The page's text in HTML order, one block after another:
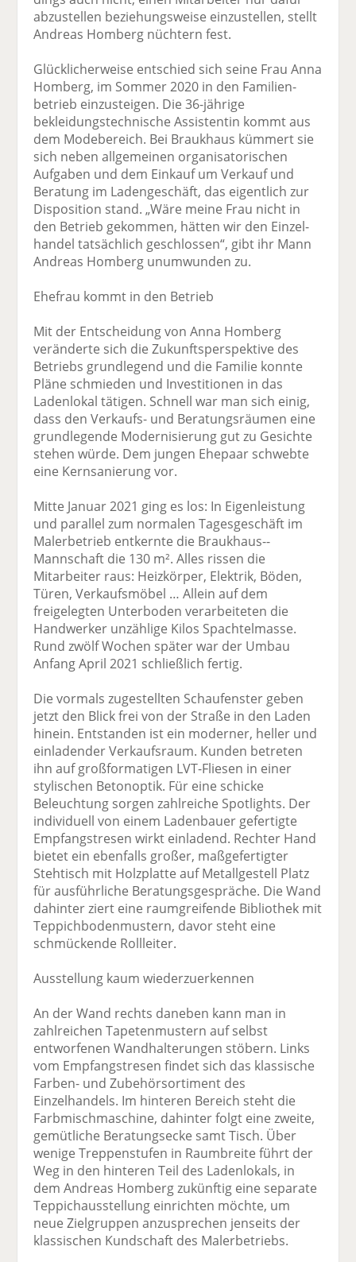
abzustellen beziehungsweise einzustellen, stellt
Andreas Homberg nüchtern fest.
Glücklicherweise entschied sich seine Frau Anna
Homberg, im Sommer 2020 in den Familien­
betrieb einzusteigen. Die 36-jährige
bekleidungstechnische Assistentin kommt aus
dem Modebereich. Bei Braukhaus kümmert sie
sich neben allgemeinen organisatorischen
Aufgaben und dem Einkauf um Verkauf und
Beratung im Ladengeschäft, das eigentlich zur
Disposition stand. „Wäre meine Frau nicht in
den Betrieb gekommen, hätten wir den Einzel­
handel tatsächlich geschlossen“, gibt ihr Mann
Andreas Homberg unumwunden zu.
Ehefrau kommt in den Betrieb
Mit der Entscheidung von Anna Homberg
veränderte sich die Zukunftsperspektive des
Betriebs grundlegend und die Familie konnte
Pläne schmieden und Investitionen in das
Ladenlokal tätigen. Schnell war man sich einig,
dass den Verkaufs- und Beratungsräumen eine
grundlegende Modernisierung gut zu Gesichte
stehen würde. Dem jungen Ehepaar schwebte
eine Kernsanierung vor.
Mitte Januar 2021 ging es los: In Eigenleistung
und parallel zum normalen Tagesgeschäft im
Malerbetrieb entkernte die Braukhaus-­
Mannschaft die 130 m². Alles rissen die
Mitarbeiter raus: Heizkörper, Elektrik, Böden,
Türen, Verkaufsmöbel … Allein auf dem
freigelegten Unterboden verarbeiteten die
Handwerker unzählige Kilos Spachtelmasse.
Rund zwölf Wochen später war der Umbau
Anfang April 2021 schließlich fertig.
Die vormals zugestellten Schaufenster geben
jetzt den Blick frei von der Straße in den Laden
hinein. Entstanden ist ein moderner, heller und
einladender Verkaufsraum. Kunden betreten
ihn auf großformatigen LVT-Fliesen in einer
stylischen Betonoptik. Für eine schicke
Beleuchtung sorgen zahlreiche Spotlights. Der
individuell von einem Ladenbauer ge­fertigte
Empfangstresen wirkt einladend. Rechter Hand
bietet ein ebenfalls großer, maß­gefertigter
Stehtisch mit Holzplatte auf Metallgestell Platz
für ausführliche Beratungsgespräche. Die Wand
dahinter ziert eine raumgreifende Bibliothek mit
Teppichbodenmustern, davor steht eine
schmückende Rollleiter.
Ausstellung kaum wiederzuerkennen
An der Wand rechts daneben kann man in
zahlreichen Tapetenmustern auf selbst
entworfenen Wandhalterungen stöbern. Links
vom Empfangstresen findet sich das klassische
Farben- und Zubehörsortiment des
Einzelhandels. Im hinteren Bereich steht die
Farbmischmaschine, dahinter folgt eine zweite,
gemütliche Beratungsecke samt Tisch. Über
wenige Treppenstufen in Raumbreite führt der
Weg in den hinteren Teil des Ladenlokals, in
dem Andreas Homberg zukünftig eine separate
Teppichausstellung einrichten möchte, um
neue Zielgruppen anzusprechen jenseits der
klassischen Kundschaft des Maler­betriebs.